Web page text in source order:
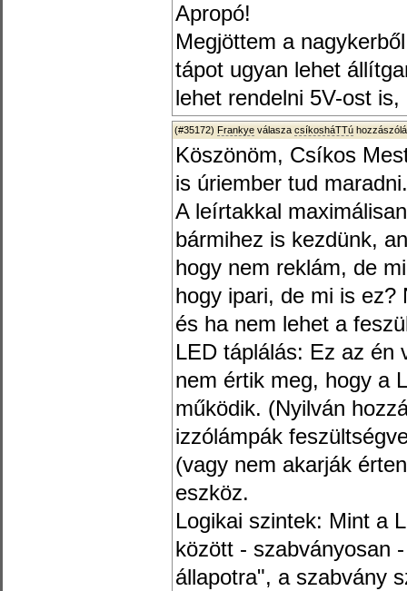
Apropó!
Megjöttem a
tápot ugyan lehet
lehet rendelni 5V-ost
(#35172) Frankye válasza csíkosháTTú
Köszönöm, Csíkos
is úriember tud
A leírtakkal
bármihez is kezdünk,
hogy nem reklám, de
hogy ipari, de mi is ez?
és ha nem lehet a
LED táplálás: Ez az én
nem értik meg, hogy a
működik. (Nyilván
izzólámpák
(vagy nem akarják
eszköz.
Logikai szintek: Mint a
között - szabványosan
állapotra", a szabvány